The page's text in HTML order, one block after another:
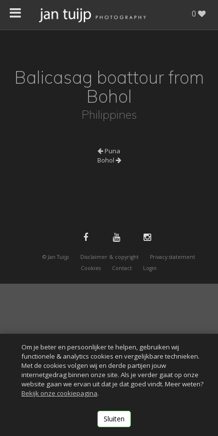
0
Balicasag boattour from
Bohol
Philippines
Puna
Bohol
© Jan Tuijp Disclaimer & copyright
Privacy statement
Cookies
Contact Login
Om je beter en persoonlijker te helpen, gebruiken wij
functionele & analytics cookies en vergelijkbare technieken.
Met de cookies volgen wij en derde partijen jouw
internetgedrag binnen onze site. Als je verder gaat op onze
website gaan we ervan uit dat je dat goed vindt. Meer weten?
Bekijk onze cookiepagina.
Sluiten